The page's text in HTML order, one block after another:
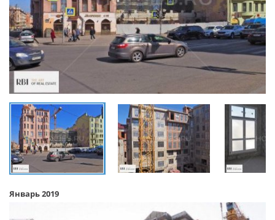
Январь 2019